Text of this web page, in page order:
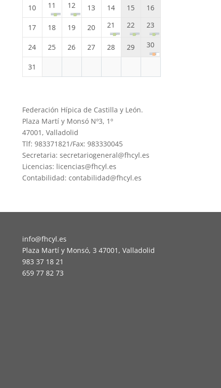
10 11 12 13 14 15 16
17 18 19 20 21 22 23
24 25 26 27 28 29 30
31
Federación Hípica de Castilla y León.
Plaza Martí y Monsó Nº3, 1º
47001, Valladolid
Tlf: 983371821/Fax: 983330045
Secretaria: secretariogeneral@fhcyl.es
Licencias: licencias@fhcyl.es
Contabilidad: contabilidad@fhcyl.es
info@fhcyl.es
Plaza Martí y Monsó, 3 47001, Valladolid
983 37 18 21
659 77 82 73